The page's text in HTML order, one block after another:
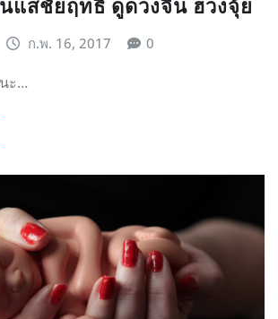
อย่าง ของคนที่เกี่ยวข้องกับ
งเจอ
ก.ค. 7, 2016